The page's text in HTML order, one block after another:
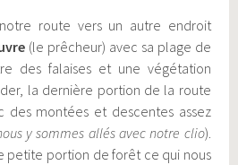
route vers un autre endroit
(le prêcheur) avec sa plage de
des falaises et une végétation
la dernière portion de la route
des montées et descentes assez
y sommes allés avec notre clio).
petite portion de forêt ce qui nous